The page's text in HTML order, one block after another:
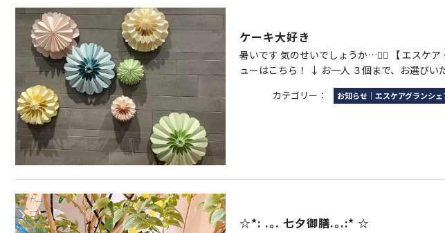
ケーキ大好き
暑いです 気のせいでしょうか…😵‍💫 【 エスケ
ューはこちら！ ↓ お一人 ３個まで、お選びい
カテゴリー：
お知らせ｜エスケアグランシ
☆*: .｡. 七夕御膳.｡.:* ☆